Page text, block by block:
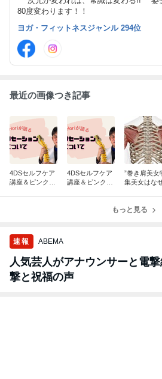
80度変わります！！
ヨガ・フィットネスジャンル 294位
最近の画像つき記事
4DSセルフケア
講座＆ピンクテ
4DSセルフケア
講座＆ピンクテ
1３日1３時から
”巻き肩美女
集美女はなぜ
もっと見る
速報 ABEMA
人気芸人がアナウンサーと電
撃と祝福の声